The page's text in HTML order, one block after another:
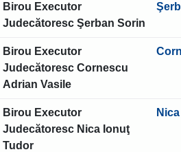
Birou Executor
Judecătoresc Şerban Sorin
Birou Executor
Judecătoresc Cornescu
Adrian Vasile
Birou Executor
Judecătoresc Nica Ionuţ
Tudor